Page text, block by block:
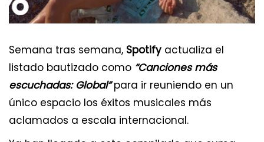
Semana tras semana, Spotify actualiza el
listado bautizado como “Canciones más
escuchadas: Global”para ir reuniendo en un
único espacio los éxitos musicales más
aclamados a escala internacional.